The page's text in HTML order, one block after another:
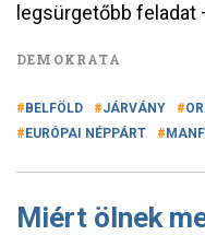
legsürgetőbb feladat
DEMOKRATA
BELFÖLD JÁRVÁNY
EURÓPAI NÉPPÁRT
Miért ölnek